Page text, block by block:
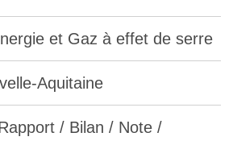
et Gaz à effet de serre
Aquitaine
/ Bilan / Note /